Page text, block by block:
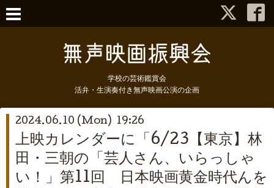
学校の芸術鑑賞会
活弁・生演奏付き無声映画公演の企画
2024.06.10 (Mon) 19:26
上映カレンダーに「6/23【東京】林
田・三朝の「芸人さん、いらっしゃ
い！」第11回 日本映画黄金時代んを